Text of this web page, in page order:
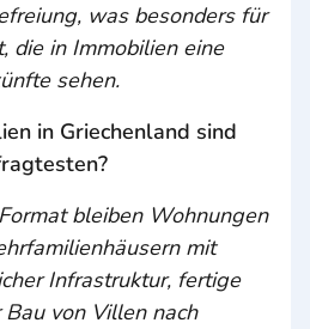
was besonders für
die in Immobilien eine
sehen.
in Griechenland sind
bleiben Wohnungen
mit
Infrastruktur, fertige
von Villen nach